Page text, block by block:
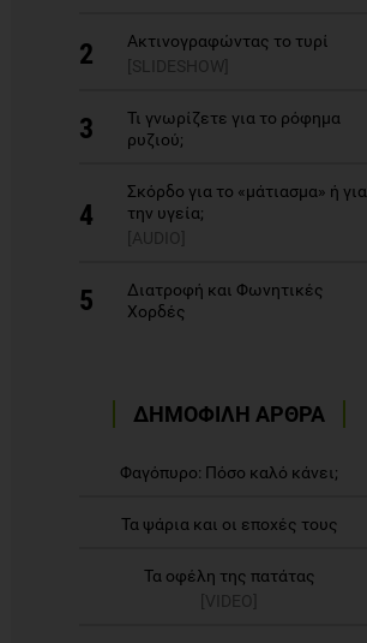
2
Ακτινογραφώντας το τυρί
[SLIDESHOW]
3
Τι γνωρίζετε για το ρόφημα
ρυζιού;
4
Σκόρδο για το «μάτιασμα» ή για
την υγεία;
[AUDIO]
5
Διατροφή και Φωνητικές
Χορδές
ΔΗΜΟΦΙΛΗ ΑΡΘΡΑ
Φαγόπυρο: Πόσο καλό κάνει;
Τα ψάρια και οι εποχές τους
Τα οφέλη της πατάτας
[VIDEO]